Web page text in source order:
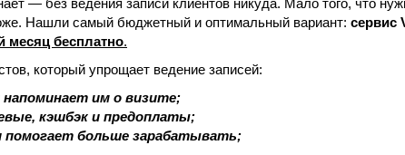
— без ведения записи клиентов никуда. Мало того, что
Нашли самый бюджетный и оптимальный вариант: сервис
месяц бесплатно.
который упрощает ведение записей:
им о визите;
кэшбэк и предоплаты;
помогает больше зарабатывать;